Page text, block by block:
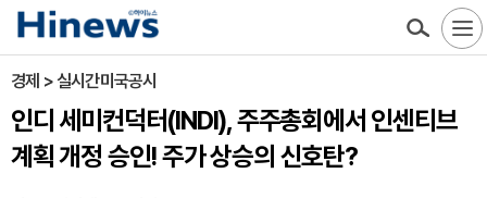
경제 > 실시간미국공시
인디 세미컨덕터(INDI), 주주총회에서 인센티브
계획 개정 승인! 주가 상승의 신호탄?